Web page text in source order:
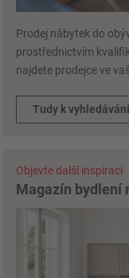
Prodej nábytek do
prostřednictvím
najdete prodejce ve
Tudy k
Objevte další inspiraci
Magazín bydlení